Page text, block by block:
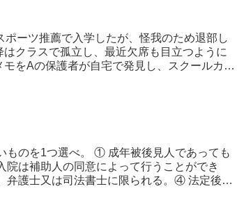
ーツ推薦で入学したが、怪我のため退部し
クラスで孤立し、最近欠席も目立つように
をAの保護者が自宅で発見し、スクールカウ
のを1つ選べ。 ① 成年被後見人であっても
は補助人の同意によって行うことができ
弁護士又は司法書士に限られる。④ 法定後見